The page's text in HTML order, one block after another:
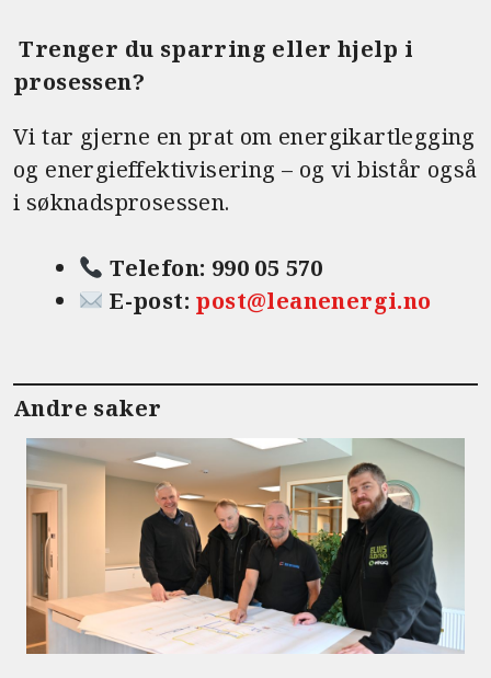
Trenger du sparring eller hjelp i
prosessen?
Vi tar gjerne en prat om energikartlegging
og energieffektivisering – og vi bistår også
i søknadsprosessen.
Telefon: 990 05 570
E-post: post@leanenergi.no
Andre saker